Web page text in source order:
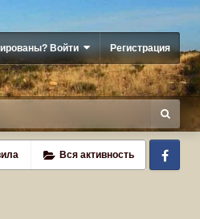
Войти Регистрация
Вся активность